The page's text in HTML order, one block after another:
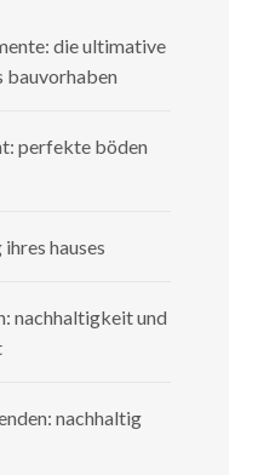
die ultimative
bauvorhaben
perfekte böden
hauses
nachhaltigkeit und
nachhaltig